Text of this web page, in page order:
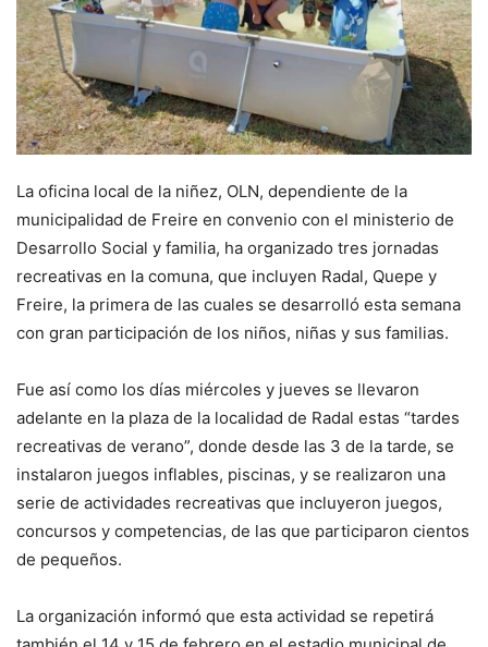
La oficina local de la niñez, OLN, dependiente de la
municipalidad de Freire en convenio con el ministerio de
Desarrollo Social y familia, ha organizado tres jornadas
recreativas en la comuna, que incluyen Radal, Quepe y
Freire, la primera de las cuales se desarrolló esta semana
con gran participación de los niños, niñas y sus familias.
Fue así como los días miércoles y jueves se llevaron
adelante en la plaza de la localidad de Radal estas “tardes
recreativas de verano”, donde desde las 3 de la tarde, se
instalaron juegos inflables, piscinas, y se realizaron una
serie de actividades recreativas que incluyeron juegos,
concursos y competencias, de las que participaron cientos
de pequeños.
La organización informó que esta actividad se repetirá